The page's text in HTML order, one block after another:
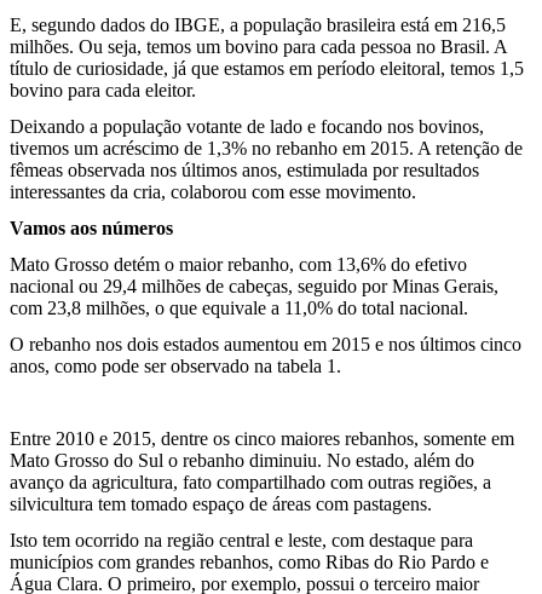
E, segundo dados do IBGE, a população brasileira está em 216,5
milhões. Ou seja, temos um bovino para cada pessoa no Brasil. A
título de curiosidade, já que estamos em período eleitoral, temos 1,5
bovino para cada eleitor.
Deixando a população votante de lado e focando nos bovinos,
tivemos um acréscimo de 1,3% no rebanho em 2015. A retenção de
fêmeas observada nos últimos anos, estimulada por resultados
interessantes da cria, colaborou com esse movimento.
Vamos aos números
Mato Grosso detém o maior rebanho, com 13,6% do efetivo
nacional ou 29,4 milhões de cabeças, seguido por Minas Gerais,
com 23,8 milhões, o que equivale a 11,0% do total nacional.
O rebanho nos dois estados aumentou em 2015 e nos últimos cinco
anos, como pode ser observado na tabela 1.
Entre 2010 e 2015, dentre os cinco maiores rebanhos, somente em
Mato Grosso do Sul o rebanho diminuiu. No estado, além do
avanço da agricultura, fato compartilhado com outras regiões, a
silvicultura tem tomado espaço de áreas com pastagens.
Isto tem ocorrido na região central e leste, com destaque para
municípios com grandes rebanhos, como Ribas do Rio Pardo e
Água Clara. O primeiro, por exemplo, possui o terceiro maior